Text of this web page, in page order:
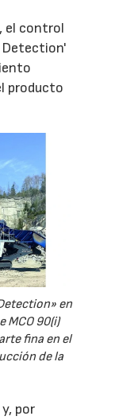
el control
Detection'
producto
en
MCO 90(i)
fina en el
de la
por